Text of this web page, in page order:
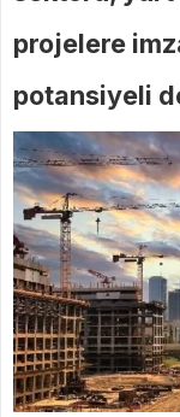
projelere
potansiyeli